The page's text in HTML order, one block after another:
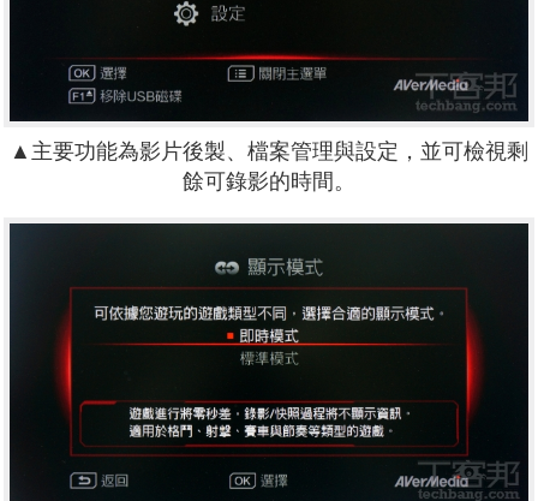
▲主要功能為影片後製、檔案管理與設定，並可檢視剩
餘可錄影的時間。